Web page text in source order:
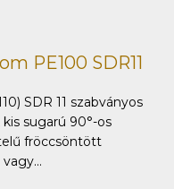
PE100 SDR11
SDR 11 szabványos
sugarú 90°-os
fröccsöntött